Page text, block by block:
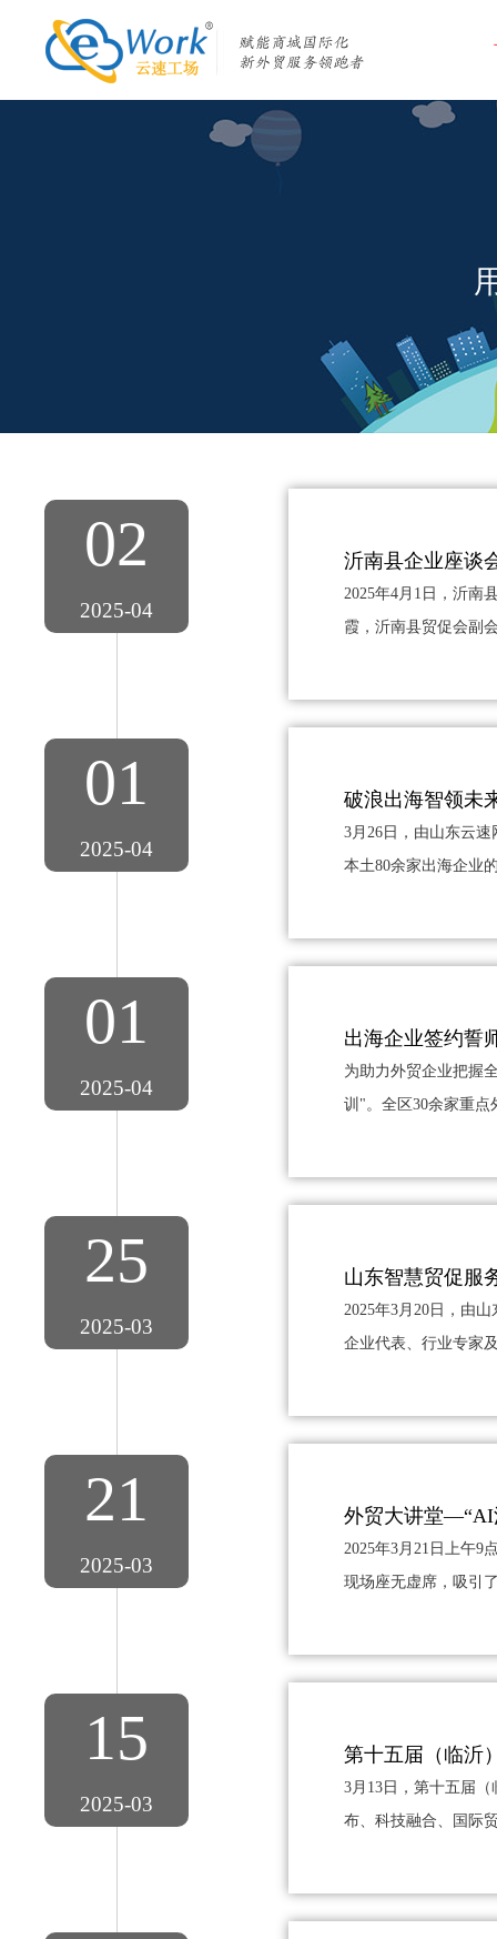
02
2025-04
沂南县企业座谈
2025年4月1日，沂南
霞，沂南县贸促会副
01
2025-04
破浪出海智领未
3月26日，由山东云
本土80余家出海企业
01
2025-04
出海企业签约誓
为助力外贸企业把握
训"。全区30余家重点
25
2025-03
山东智慧贸促服
2025年3月20日，由
企业代表、行业专家
21
2025-03
外贸大讲堂—“AI
2025年3月21日上午9
现场座无虚席，吸引
15
2025-03
第十五届（临沂
3月13日，第十五届
布、科技融合、国际